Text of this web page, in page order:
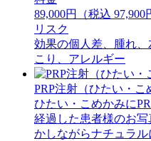
89,000円（税込 97,900
リスク
効果の個人差、腫れ
こり、アレルギー
PRP注射（ひたい・こ
ひたい・こめかみに
経過した患者様のお
かしながらナチュラ